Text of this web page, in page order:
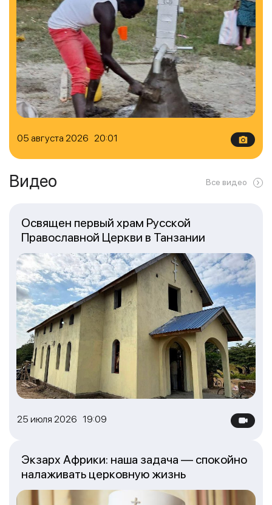
05 августа 2026 20:01
Видео Все видео
25 июля 2026 19:09
Освящен первый храм Русской
Православной Церкви в Танзании
Экзарх Африки: наша задача — спокойно
налаживать церковную жизнь